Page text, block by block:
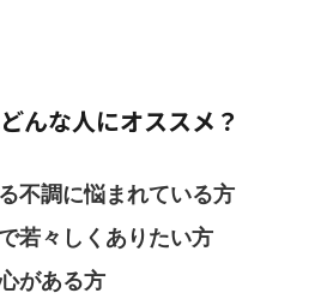
んな人にオススメ？
不調に悩まれている方
若々しくありたい方
がある方